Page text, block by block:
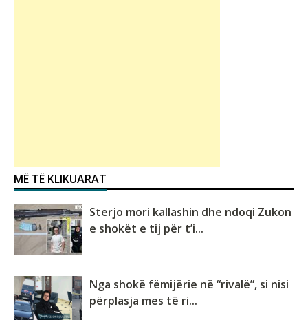
MË TË KLIKUARAT
Sterjo mori kallashin dhe ndoqi Zukon
e shokët e tij për t’i...
Nga shokë fëmijërie në “rivalë”, si nisi
përplasja mes të ri...